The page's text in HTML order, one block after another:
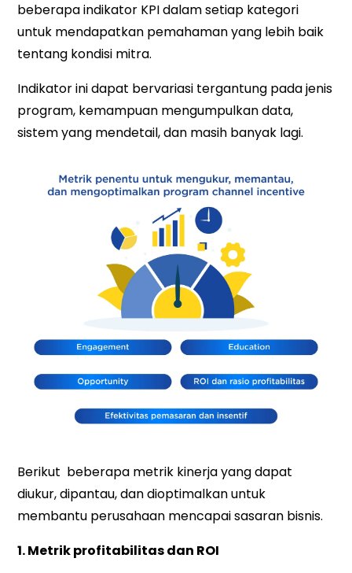
beberapa indikator KPI dalam setiap kategori
untuk mendapatkan pemahaman yang lebih baik
tentang kondisi mitra.
Indikator ini dapat bervariasi tergantung pada jenis
program, kemampuan mengumpulkan data,
sistem yang mendetail, dan masih banyak lagi.
Berikut beberapa metrik kinerja yang dapat
diukur, dipantau, dan dioptimalkan untuk
membantu perusahaan mencapai sasaran bisnis.
1. Metrik profitabilitas dan ROI